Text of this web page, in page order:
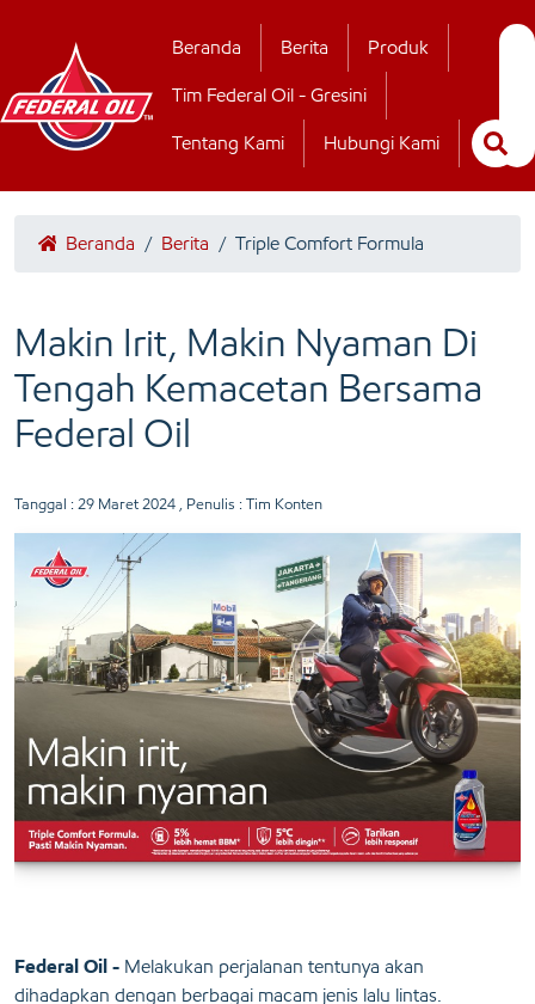
Hubungi Kamii
Beranda Berita Produk
Tim Federal Oil - Gresini
Tentang Kami Hubungi Kami
Beranda / Berita / Triple Comfort Formula
Makin Irit, Makin Nyaman Di
Tengah Kemacetan Bersama
Federal Oil
Tanggal : 29 Maret 2024 , Penulis : Tim Konten
Federal Oil - Melakukan perjalanan tentunya akan
dihadapkan dengan berbagai macam jenis lalu lintas.